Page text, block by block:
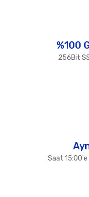
Ürün fiyatı diğer
%100
256Bit
Saat